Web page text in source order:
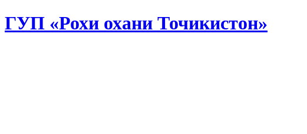
ГУП «Рохи охани Точикистон»